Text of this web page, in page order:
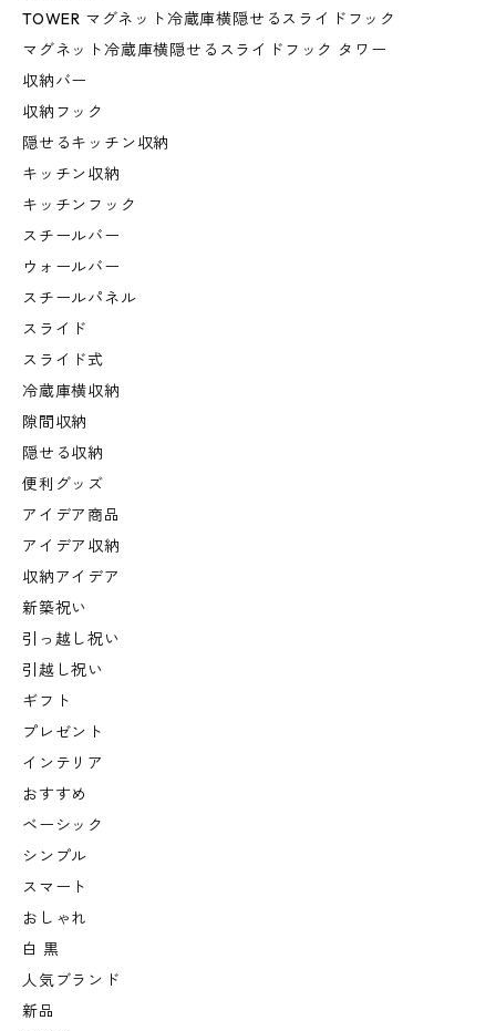
TOWER マグネット冷蔵庫横隠せるスライドフック
マグネット冷蔵庫横隠せるスライドフック タワー
収納バー
収納フック
隠せるキッチン収納
キッチン収納
キッチンフック
スチールバー
ウォールバー
スチールパネル
スライド
スライド式
冷蔵庫横収納
隙間収納
隠せる収納
便利グッズ
アイデア商品
アイデア収納
収納アイデア
新築祝い
引っ越し祝い
引越し祝い
ギフト
プレゼント
インテリア
おすすめ
ベーシック
シンプル
スマート
おしゃれ
白 黒
人気ブランド
新品